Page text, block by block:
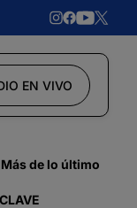
EN VIVO
Más de lo último